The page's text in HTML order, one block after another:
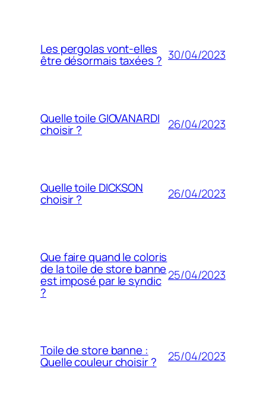
Les pergolas vont-elles
être désormais taxées ? 30/04/2023
Quelle toile GIOVANARDI
choisir ? 26/04/2023
Quelle toile DICKSON
choisir ? 26/04/2023
Que faire quand le coloris
de la toile de store banne
est imposé par le syndic
?
25/04/2023
Toile de store banne :
Quelle couleur choisir ? 25/04/2023